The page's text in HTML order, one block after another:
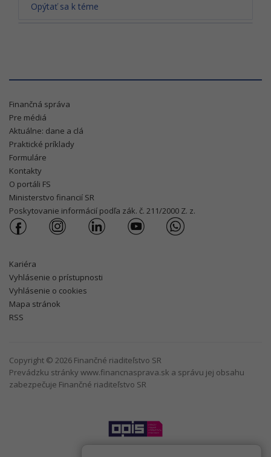
Opýtať sa k téme
Finančná správa
Pre médiá
Aktuálne: dane a clá
Praktické príklady
Formuláre
Kontakty
O portáli FS
Ministerstvo financií SR
Poskytovanie informácií podľa zák. č. 211/2000 Z. z.
Kariéra
Vyhlásenie o prístupnosti
Vyhlásenie o cookies
Mapa stránok
RSS
Copyright © 2026 Finančné riaditeľstvo SR
Prevádzku stránky www.financnasprava.sk a správu jej obsahu
zabezpečuje Finančné riaditeľstvo SR